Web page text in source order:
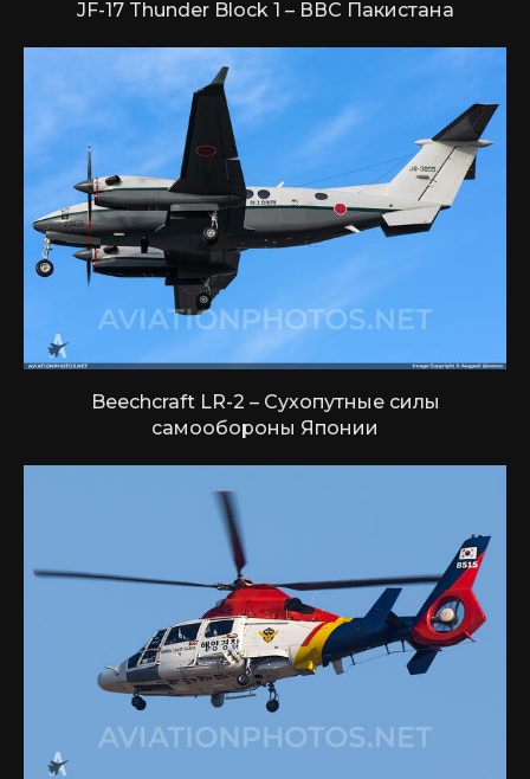
JF-17 Thunder Block 1 – ВВС Пакистана
Beechcraft LR-2 – Сухопутные силы
самообороны Японии